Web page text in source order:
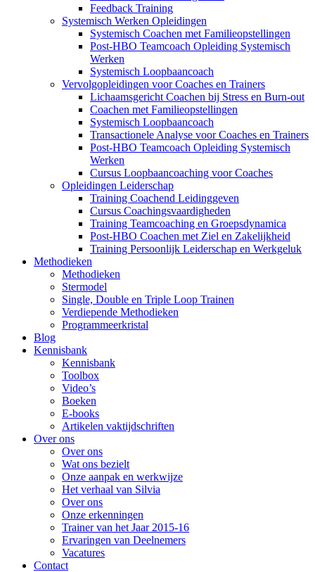
Feedback Training
Systemisch Werken Opleidingen
Systemisch Coachen met Familieopstellingen
Post-HBO Teamcoach Opleiding Systemisch
Werken
Systemisch Loopbaancoach
Vervolgopleidingen voor Coaches en Trainers
Lichaamsgericht Coachen bij Stress en Burn-out
Coachen met Familieopstellingen
Systemisch Loopbaancoach
Transactionele Analyse voor Coaches en Trainers
Post-HBO Teamcoach Opleiding Systemisch
Werken
Cursus Loopbaancoaching voor Coaches
Opleidingen Leiderschap
Training Coachend Leidinggeven
Cursus Coachingsvaardigheden
Training Teamcoaching en Groepsdynamica
Post-HBO Coachen met Ziel en Zakelijkheid
Training Persoonlijk Leiderschap en Werkgeluk
Methodieken
Methodieken
Stermodel
Single, Double en Triple Loop Trainen
Verdiepende Methodieken
Programmeerkristal
Blog
Kennisbank
Kennisbank
Toolbox
Video’s
Boeken
E-books
Artikelen vaktijdschriften
Over ons
Over ons
Wat ons bezielt
Onze aanpak en werkwijze
Het verhaal van Silvia
Over ons
Onze erkenningen
Trainer van het Jaar 2015-16
Ervaringen van Deelnemers
Vacatures
Contact